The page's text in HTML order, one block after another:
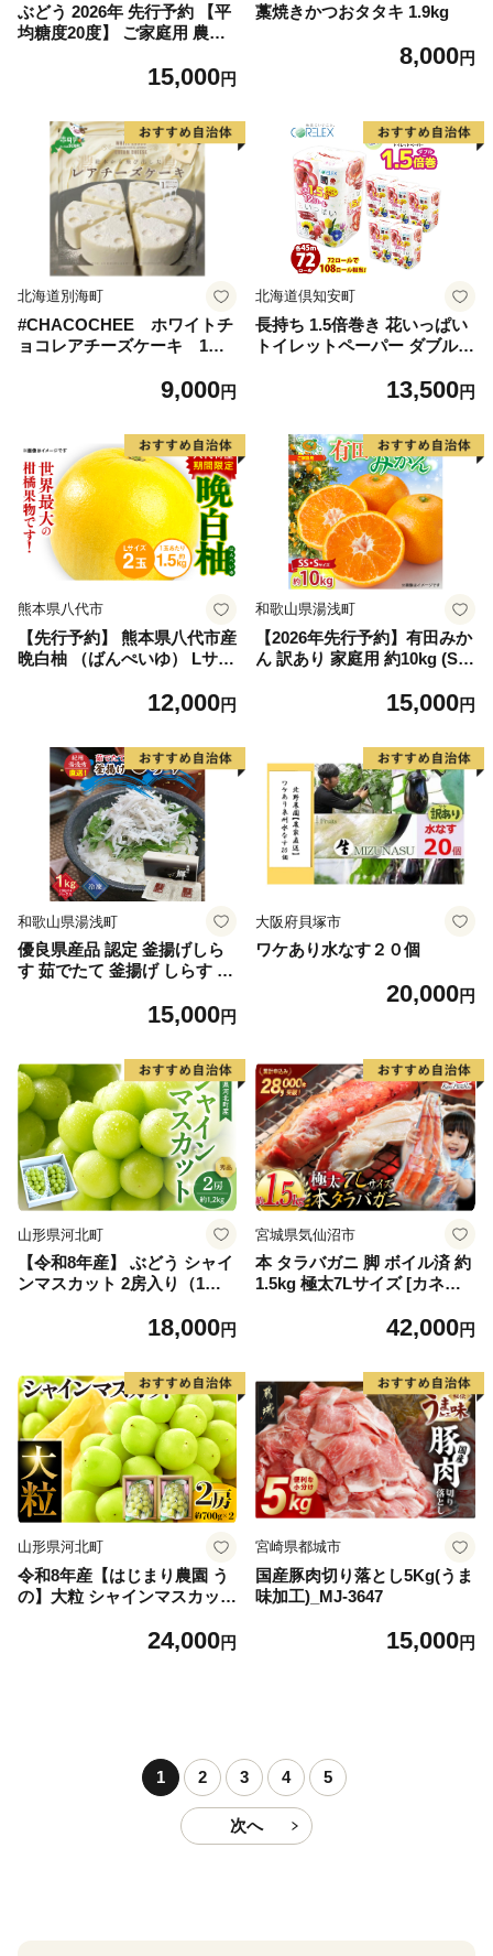
ぶどう 2026年 先行予約 【平
均糖度20度】 ご家庭用 農家
ット 2～3房 合計約1.2kg ブ
直送 】
15,000円
藁焼きかつおタタキ 1.9kg
8,000円
北海道別海町
#CHACOCHEE ホワイトチ
ョコレアチーズケーキ 1ホ
海町,チーズ,ちーず,チーズケ
9,000円
北海道倶知安町
長持ち 1.5倍巻き 花いっぱい
トイレットペーパー ダブル 4
プリント ハーブ 香り付き 日
品 備蓄 送料無料 北海道 倶知
安町 日用品
13,500円
熊本県八代市
【先行予約】 熊本県八代市産
晩白柚 （ばんぺいゆ） Lサイ
もの フルーツ おやつ 特産 熊
12,000円
和歌山県湯浅町
【2026年先行予約】有田みか
ん 訳あり 家庭用 約10kg (S
ん フルーツ 柑橘 果物 果実
6098
15,000円
和歌山県湯浅町
優良県産品 認定 釜揚げしら
す 茹でたて 釜揚げ しらす 無
国産 海の幸 海鮮 魚介 紀州湯
無料_C6035n
15,000円
大阪府貝塚市
ワケあり水なす２０個
20,000円
山形県河北町
【令和8年産】 ぶどう シャイ
ンマスカット 2房入り（1房6
産【山形eLab】 ka074-023-r
18,000円
宮城県気仙沼市
本 タラバガニ 脚 ボイル済 約
1.5kg 極太7Lサイズ [カネダ
6] カニ かに 蟹 たらばがに た
42,000円
山形県河北町
令和8年産【はじまり農園 う
の】大粒 シャインマスカット
河北町産 【河北町観光物産協
24,000円
宮崎県都城市
国産豚肉切り落とし5Kg(うま
味加工)_MJ-3647
15,000円
1 2 3 4 5
次へ